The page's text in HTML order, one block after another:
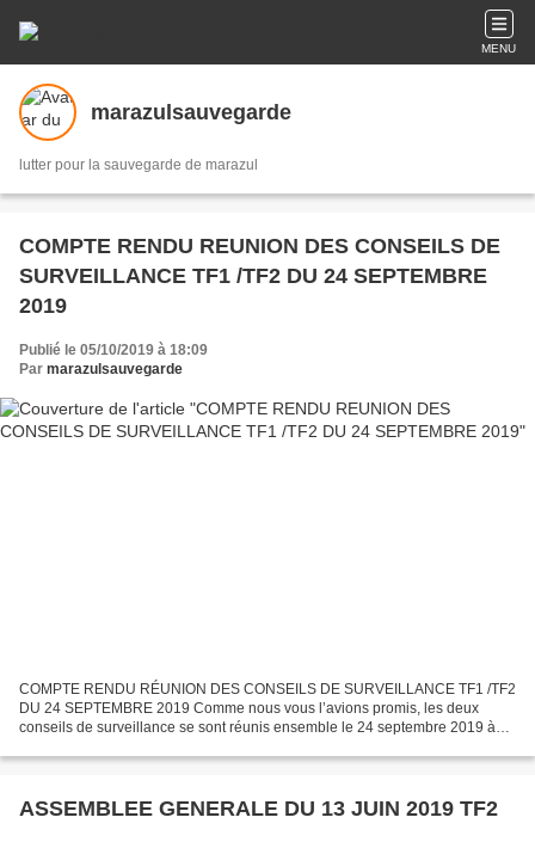
MENU
marazulsauvegarde
lutter pour la sauvegarde de marazul
COMPTE RENDU REUNION DES CONSEILS DE
SURVEILLANCE TF1 /TF2 DU 24 SEPTEMBRE
2019
Publié le 05/10/2019 à 18:09
Par marazulsauvegarde
COMPTE RENDU RÉUNION DES CONSEILS DE SURVEILLANCE TF1 /TF2
DU 24 SEPTEMBRE 2019 Comme nous vous l’avions promis, les deux
conseils de surveillance se sont réunis ensemble le 24 septembre 2019 à
ASSEMBLEE GENERALE DU 13 JUIN 2019 TF2